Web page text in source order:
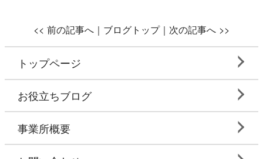
<< 前の記事へ｜ ブログトップ｜次の記事へ >>
トップページ
お役立ちブログ
事業所概要